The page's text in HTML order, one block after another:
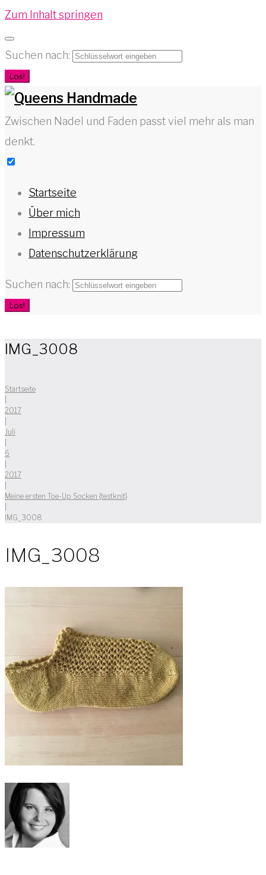
Zum Inhalt springen
Suchen nach:
Los!
Zwischen Nadel und Faden passt viel mehr als man
denkt.
Startseite
Über mich
Impressum
Datenschutzerklärung
Suchen nach:
Los!
IMG_3008
Startseite
2017
Juli
6
2017
Meine ersten Toe-Up Socken {testknit}
IMG_3008
IMG_3008